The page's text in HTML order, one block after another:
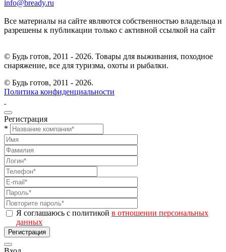
info@bready.ru
Все материалы на сайте являются собственностью владельца и
разрешены к публикации только с активной ссылкой на сайт
© Будь готов, 2011 - 2026. Товары для выживания, походное
снаряжение, все для туризма, охоты и рыбалки.
© Будь готов, 2011 - 2026.
Политика конфиденциальности
Регистрация
*
Я соглашаюсь с политикой в отношении персональных
данных
Регистрация